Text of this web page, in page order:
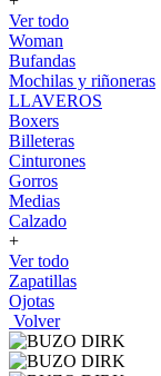
Ver todo
Woman
Bufandas
Mochilas y riñoneras
LLAVEROS
Boxers
Billeteras
Cinturones
Gorros
Medias
Calzado
+
Ver todo
Zapatillas
Ojotas
Volver